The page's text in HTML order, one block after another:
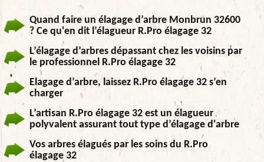
Quand faire un élagage d’arbre Monbrun 32600
? Ce qu'en dit l’élagueur R.Pro élagage 32
L’élagage d’arbres dépassant chez les voisins par
le professionnel R.Pro élagage 32
Elagage d’arbre, laissez R.Pro élagage 32 s’en
charger
L’artisan R.Pro élagage 32 est un élagueur
polyvalent assurant tout type d’élagage d'arbre
Vos arbres élagués par les soins du R.Pro
élagage 32